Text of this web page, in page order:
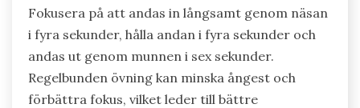
Fokusera på att andas in långsamt genom näsan
i fyra sekunder, hålla andan i fyra sekunder och
andas ut genom munnen i sex sekunder.
Regelbunden övning kan minska ångest och
förbättra fokus, vilket leder till bättre